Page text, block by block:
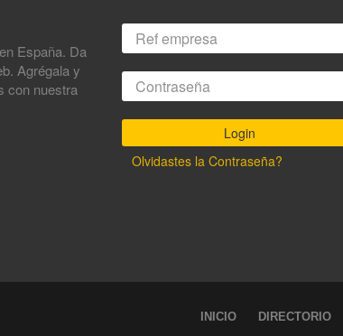
España. Da
Agrégala y
con nuestra
Olvidastes la Contraseña?
INICIO DIRECTORIO